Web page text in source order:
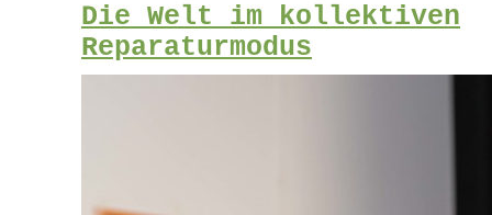
Die Welt im kollektiven
Reparaturmodus